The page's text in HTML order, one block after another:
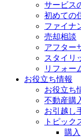
サービス
初めての
ファイナ
売却相談
アフター
スタイリ
リフォー
お役立ち情報
お役立ち
不動産購
お引越し
トピック
購入